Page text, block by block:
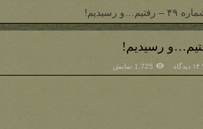
رسیدیم!
۱۴ دیدگاه 1,725 نمایش